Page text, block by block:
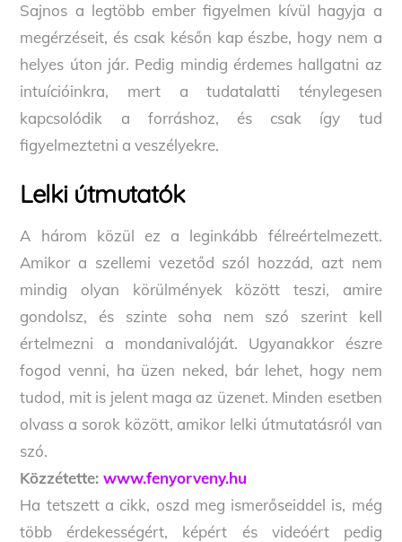
Sajnos a legtöbb ember figyelmen kívül hagyja a
megérzéseit, és csak későn kap észbe, hogy nem a
helyes úton jár. Pedig mindig érdemes hallgatni az
intuícióinkra, mert a tudatalatti ténylegesen
kapcsolódik a forráshoz, és csak így tud
figyelmeztetni a veszélyekre.
Lelki útmutatók
A három közül ez a leginkább félreértelmezett.
Amikor a szellemi vezetőd szól hozzád, azt nem
mindig olyan körülmények között teszi, amire
gondolsz, és szinte soha nem szó szerint kell
értelmezni a mondanivalóját. Ugyanakkor észre
fogod venni, ha üzen neked, bár lehet, hogy nem
tudod, mit is jelent maga az üzenet. Minden esetben
olvass a sorok között, amikor lelki útmutatásról van
szó.
Közzétette:www.fenyorveny.hu
Ha tetszett a cikk, oszd meg ismerőseiddel is, még
több érdekességért, képért és videóért pedig